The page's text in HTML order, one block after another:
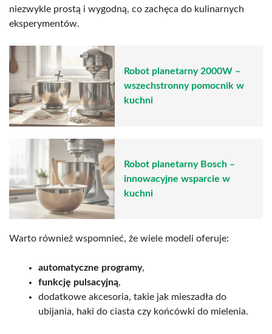
niezwykle prostą i wygodną, co zachęca do kulinarnych
eksperymentów.
Robot planetarny 2000W –
wszechstronny pomocnik w
kuchni
Robot planetarny Bosch –
innowacyjne wsparcie w
kuchni
Warto również wspomnieć, że wiele modeli oferuje:
automatyczne programy,
funkcję pulsacyjną,
dodatkowe akcesoria, takie jak mieszadła do
ubijania, haki do ciasta czy końcówki do mielenia.